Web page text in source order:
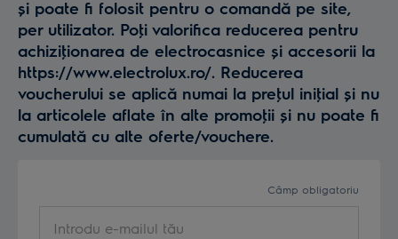
și poate fi folosit pentru o comandă pe site,
per utilizator. Poţi valorifica reducerea pentru
achiziţionarea de electrocasnice și accesorii la
https://www.electrolux.ro/. Reducerea
voucherului se aplică numai la preţul iniţial și nu
la articolele aflate în alte promoţii și nu poate fi
cumulată cu alte oferte/vouchere.
Câmp obligatoriu